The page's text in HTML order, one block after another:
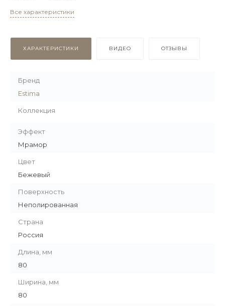
Все характеристики
ХАРАКТЕРИСТИКИ ВИДЕО ОТЗЫВЫ
Бренд
Estima
Коллекция
Эффект
Мрамор
Цвет
Бежевый
Поверхность
Неполированная
Страна
Россия
Длина, мм
80
Ширина, мм
80